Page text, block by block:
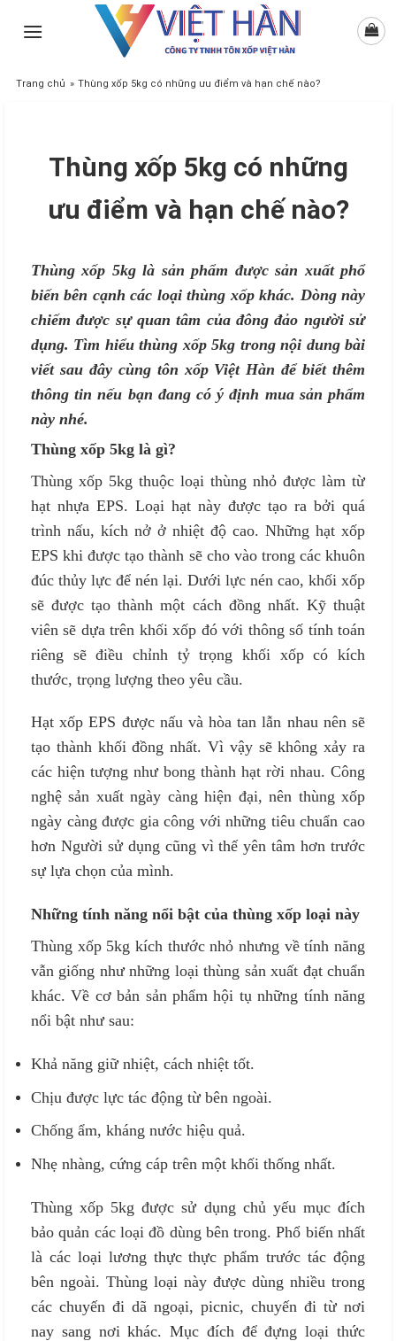
Trang chủ » Thùng xốp 5kg có những ưu điểm và hạn chế nào?
Thùng xốp 5kg có những
ưu điểm và hạn chế nào?
Thùng xốp 5kg là sản phẩm được sản xuất phổ
biến bên cạnh các loại thùng xốp khác. Dòng này
chiếm được sự quan tâm của đông đảo người sử
dụng. Tìm hiểu thùng xốp 5kg trong nội dung bài
viết sau đây cùng tôn xốp Việt Hàn để biết thêm
thông tin nếu bạn đang có ý định mua sản phẩm
này nhé.
Thùng xốp 5kg là gì?
Thùng xốp 5kg thuộc loại thùng nhỏ được làm từ
hạt nhựa EPS. Loại hạt này được tạo ra bởi quá
trình nấu, kích nở ở nhiệt độ cao. Những hạt xốp
EPS khi được tạo thành sẽ cho vào trong các khuôn
đúc thủy lực để nén lại. Dưới lực nén cao, khối xốp
sẽ được tạo thành một cách đồng nhất. Kỹ thuật
viên sẽ dựa trên khối xốp đó với thông số tính toán
riêng sẽ điều chỉnh tỷ trọng khối xốp có kích
thước, trọng lượng theo yêu cầu.
Hạt xốp EPS được nấu và hòa tan lẫn nhau nên sẽ
tạo thành khối đồng nhất. Vì vậy sẽ không xảy ra
các hiện tượng như bong thành hạt rời nhau. Công
nghệ sản xuất ngày càng hiện đại, nên thùng xốp
ngày càng được gia công với những tiêu chuẩn cao
hơn Người sử dụng cũng vì thế yên tâm hơn trước
sự lựa chọn của mình.
Những tính năng nổi bật của thùng xốp loại này
Thùng xốp 5kg kích thước nhỏ nhưng về tính năng
vẫn giống như những loại thùng sản xuất đạt chuẩn
khác. Về cơ bản sản phẩm hội tụ những tính năng
nổi bật như sau:
Khả năng giữ nhiệt, cách nhiệt tốt.
Chịu được lực tác động từ bên ngoài.
Chống ẩm, kháng nước hiệu quả.
Nhẹ nhàng, cứng cáp trên một khối thống nhất.
Thùng xốp 5kg được sử dụng chủ yếu mục đích
bảo quản các loại đồ dùng bên trong. Phổ biến nhất
là các loại lương thực thực phẩm trước tác động
bên ngoài. Thùng loại này được dùng nhiều trong
các chuyến đi dã ngoại, picnic, chuyến đi từ nơi
nay sang nơi khác. Mục đích để đựng loại thức